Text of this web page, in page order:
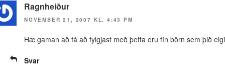
Ragnheiður
NOVEMBER 21, 2007 KL. 4:43 PM
Hæ gaman að fá að fylgjast með þetta eru fín börn sem þið
Svar